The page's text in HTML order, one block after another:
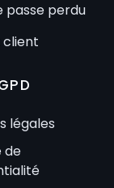
passe perdu
client
légales
de